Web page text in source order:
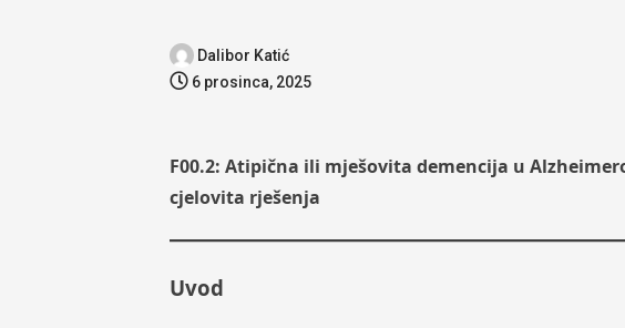
Dalibor Katić
6 prosinca, 2025
F00.2: Atipična ili mješovita demencija u
cjelovita rješenja
Uvod